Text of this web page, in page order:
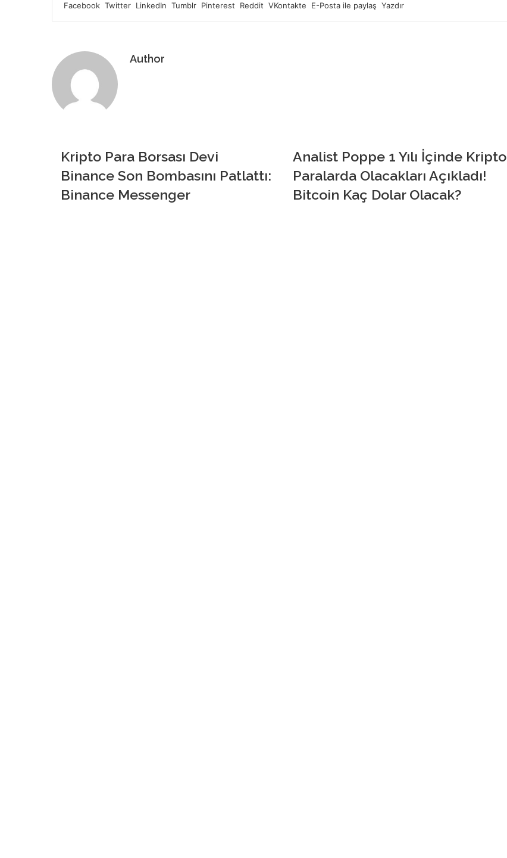
Facebook Twitter LinkedIn Tumblr Pinterest Reddit VKontakte E-Posta ile paylaş Yazdır
Author
Kripto Para Borsası Devi
Binance Son Bombasını Patlattı:
Binance Messenger
Analist Poppe 1 Yılı İçinde Kripto
Paralarda Olacakları Açıkladı!
Bitcoin Kaç Dolar Olacak?